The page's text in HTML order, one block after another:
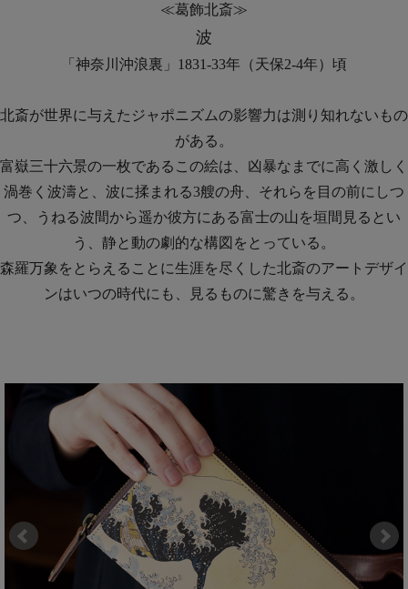
≪葛飾北斎≫
波
「神奈川沖浪裏」1831-33年（天保2-4年）頃
北斎が世界に与えたジャポニズムの影響力は測り知れないもの
がある。
富嶽三十六景の一枚であるこの絵は、凶暴なまでに高く激しく
渦巻く波濤と、波に揉まれる3艘の舟、それらを目の前にしつ
つ、うねる波間から遥か彼方にある富士の山を垣間見るとい
う、静と動の劇的な構図をとっている。
森羅万象をとらえることに生涯を尽くした北斎のアートデザイ
ンはいつの時代にも、見るものに驚きを与える。